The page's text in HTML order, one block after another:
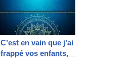
C’est en vain que j’ai
frappé vos enfants,